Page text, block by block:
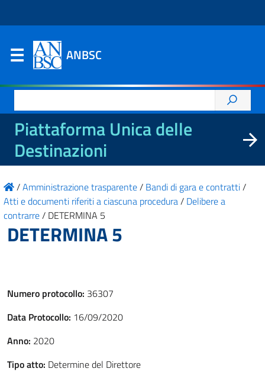
ANBSC
per:
Piattaforma Unica delle
Destinazioni
/Amministrazione trasparente/ Bandi di gara e contratti/
Atti e documenti riferiti a ciascuna procedura/ Delibere a
contrarre/ DETERMINA 5
DETERMINA 5
Numero protocollo: 36307
Data Protocollo: 16/09/2020
Anno: 2020
Tipo atto: Determine del Direttore